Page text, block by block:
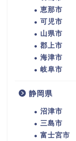
恵那市
可児市
山県市
郡上市
海津市
岐阜市
静岡県
沼津市
三島市
富士宮市